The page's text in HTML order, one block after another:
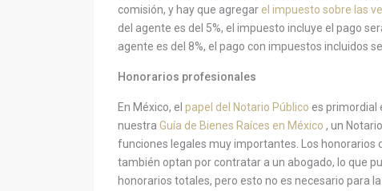
comisión, y hay que agregar el impuesto sobre las
del agente es del 5%, el impuesto incluye el pago
agente es del 8%, el pago con impuestos incluidos
Honorarios profesionales
En México, el papel del Notario Público es primordial
nuestra Guía de Bienes Raíces en México , un
funciones legales muy importantes. Los honorarios
también optan por contratar a un abogado, lo que
honorarios totales, pero esto no es necesario para